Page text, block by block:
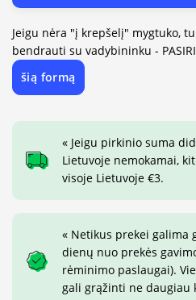
Jeigu nėra "į krepšelį" mygtuko,
bendrauti su vadybininku -
šią formą
« Jeigu pirkinio suma
Lietuvoje nemokamai,
visoje Lietuvoje €3.
« Netikus prekei galima
dienų nuo prekės
rėminimo paslaugai).
gali grąžinti ne daugiau